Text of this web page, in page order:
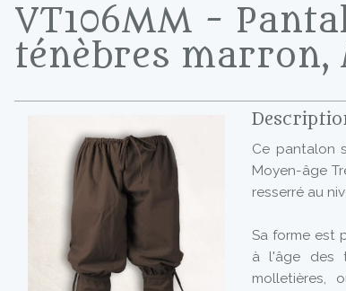
VT106MM -
ténèbres marron,
Ce pantalon
Moyen-âge
resserré au
Sa forme est
à l'âge des
molletières,